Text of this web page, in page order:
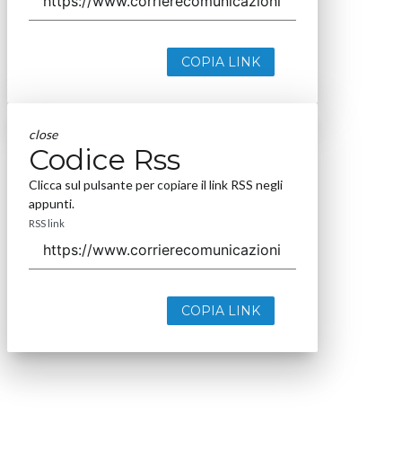
COPIA LINK
close
Codice Rss
Clicca sul pulsante per copiare il link RSS negli
appunti.
RSS link
COPIA LINK